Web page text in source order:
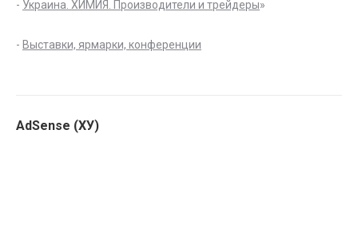
- Украина. ХИМИЯ. Производители и трейдеры»
- Выставки, ярмарки, конференции
AdSense (ХУ)